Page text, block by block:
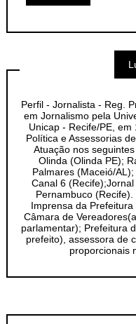
Perfil - Jornalista - Reg.
em Jornalismo pela
Unicap - Recife/PE,
Política e Assessorias
Atuação nos
Olinda (Olinda PE);
Palmares (Maceió/
Canal 6
Pernambuco
Imprensa da
Câmara de
parlamentar); Prefeitura
prefeito), assessora de
proporcionais